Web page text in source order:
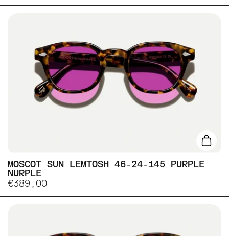
MOSCOT SUN LEMTOSH 46-24-145 PURPLE
NURPLE
€389,00